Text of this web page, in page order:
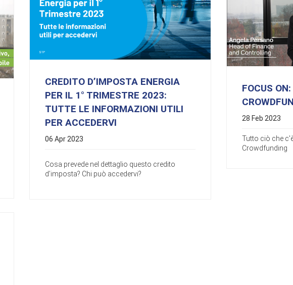
CREDITO D’IMPOSTA ENERGIA
PER IL 1° TRIMESTRE 2023:
TUTTE LE INFORMAZIONI UTILI
PER ACCEDERVI
06 Apr 2023
Cosa prevede nel dettaglio questo credito
d’imposta? Chi può accedervi?
FOCUS
28 Feb 2023
Tutto ciò che
Crowdfunding